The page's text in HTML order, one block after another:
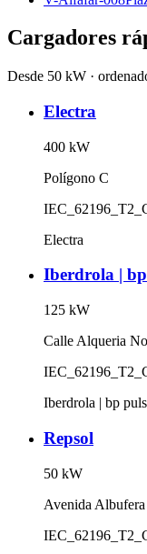
Cargadores
Desde 50 kW ·
Electra
400 kW
Polígono C
Electra
Iberdrola |
125 kW
Calle Alqueria
Iberdrola | bp
Repsol
50 kW
Avenida